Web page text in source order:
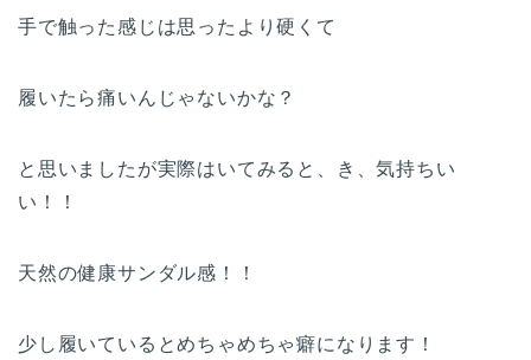
手で触った感じは思ったより硬くて
履いたら痛いんじゃないかな？
と思いましたが実際はいてみると、き、気持ちい
い！！
天然の健康サンダル感！！
少し履いているとめちゃめちゃ癖になります！